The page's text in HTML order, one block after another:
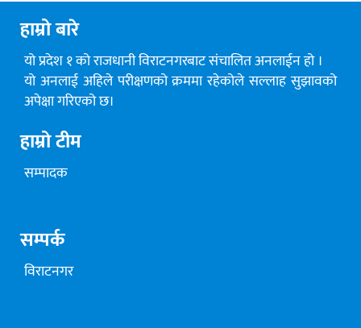
हाम्रो बारे
यो प्रदेश १ को राजधानी विराटनगरबाट संचालित अनलाईन हो ।
यो अनलाई अहिले परीक्षणको क्रममा रहेकोले सल्लाह सुझावको
अपेक्षा गरिएको छ।
हाम्रो टीम
सम्पादक
सम्पर्क
विराटनगर